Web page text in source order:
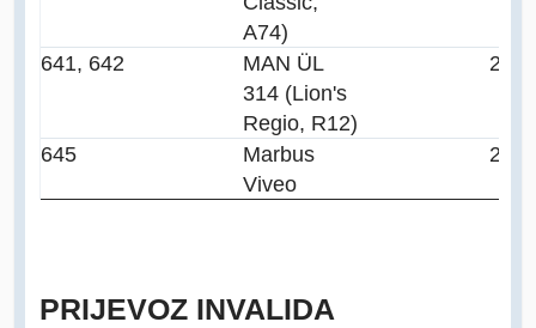
A74)
641, 642
MAN ÜL
314 (Lion's
Regio, R12)
2007
645
Marbus
Viveo
2007
PRIJEVOZ INVALIDA